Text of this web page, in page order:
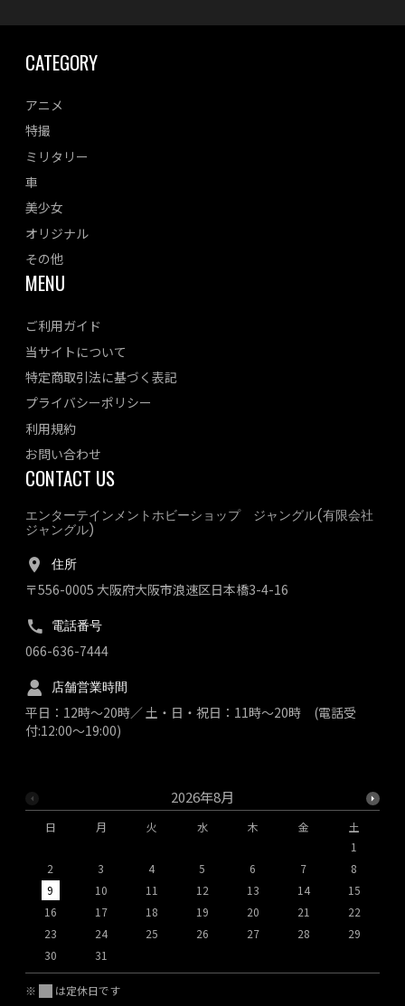
2026年8月
日 月 火 水 木 金
土
1
2
3 4 5 6 7
8
9
10 11 12 13 14
15
16
17 18 19 20 21
22
23
24 25 26 27 28
29
30
31
※ は定休日です
CATEGORY
アニメ
特撮
ミリタリー
車
美少女
オリジナル
その他
MENU
ご利用ガイド
当サイトについて
特定商取引法に基づく表記
プライバシーポリシー
利用規約
お問い合わせ
CONTACT US
エンターテインメントホビーショップ ジャングル(有限会社
ジャングル)
住所
〒556-0005 大阪府大阪市浪速区日本橋3-4-16
電話番号
066-636-7444
店舗営業時間
平日：12時～20時／ 土・日・祝日：11時～20時 (電話受
付:12:00～19:00)